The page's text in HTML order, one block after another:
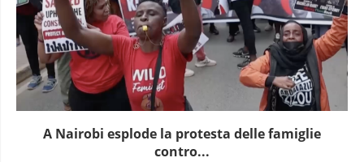
A Nairobi esplode la protesta delle famiglie
contro...